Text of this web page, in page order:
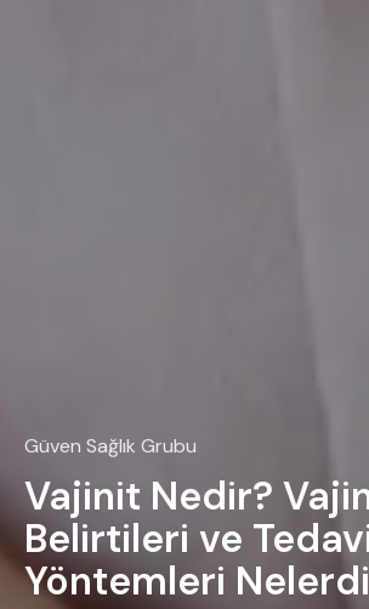
Güven Sağlık Grubu
Vajinit Nedir?
Belirtileri ve
Yöntemleri